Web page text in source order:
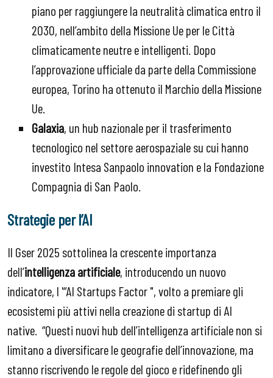
piano per raggiungere la neutralità climatica entro il
2030, nell’ambito della Missione Ue per le Città
climaticamente neutre e intelligenti. Dopo
l’approvazione ufficiale da parte della Commissione
europea, Torino ha ottenuto il Marchio della Missione
Ue.
Galaxia, un hub nazionale per il trasferimento
tecnologico nel settore aerospaziale su cui hanno
investito Intesa Sanpaolo innovation e la Fondazione
Compagnia di San Paolo.
Strategie per l’AI
Il Gser 2025 sottolinea la crescente importanza
dell’intelligenza artificiale, introducendo un nuovo
indicatore, l '“AI Startups Factor ", volto a premiare gli
ecosistemi più attivi nella creazione di startup di AI
native. “Questi nuovi hub dell’intelligenza artificiale non si
limitano a diversificare le geografie dell’innovazione, ma
stanno riscrivendo le regole del gioco e ridefinendo gli